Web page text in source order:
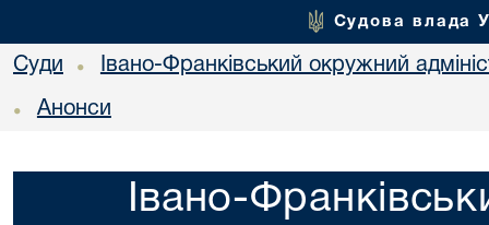
Судова влада
Суди • Івано-Франківський окружний
• Анонси
Івано-